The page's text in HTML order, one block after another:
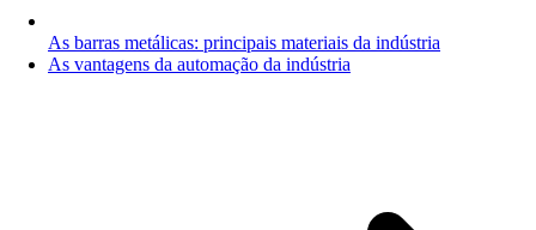
As barras metálicas: principais materiais da indústria
As vantagens da automação da indústria